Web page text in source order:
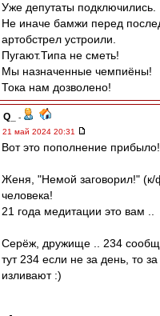
Уже депутаты подключились.
Не иначе бамжи перед
артобстрел устроили.
Пугают.Типа не сметь!
Мы назначенные чемпиёны!
Тока нам дозволено!
Q_
-
21 май 2024 20:31
Вот это пополнение
Женя, "Немой заговорил!"
человека!
21 года медитации это вам ..
Серёж, дружище .. 234
тут 234 если не за день, то
изливают :)